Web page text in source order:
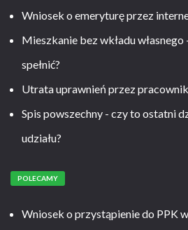
Wniosek o emeryturę przez
Mieszkanie bez wkładu
spełnić?
Utrata uprawnień przez
Spis powszechny - czy to ostatni
udziału?
POLECAMY
Wniosek o przystąpienie do PPK